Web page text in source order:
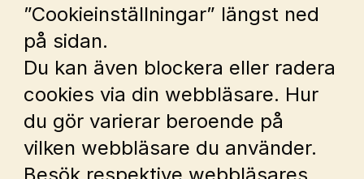
”Cookieinställningar” längst ned
på sidan.
Du kan även blockera eller radera
cookies via din webbläsare. Hur
du gör varierar beroende på
vilken webbläsare du använder.